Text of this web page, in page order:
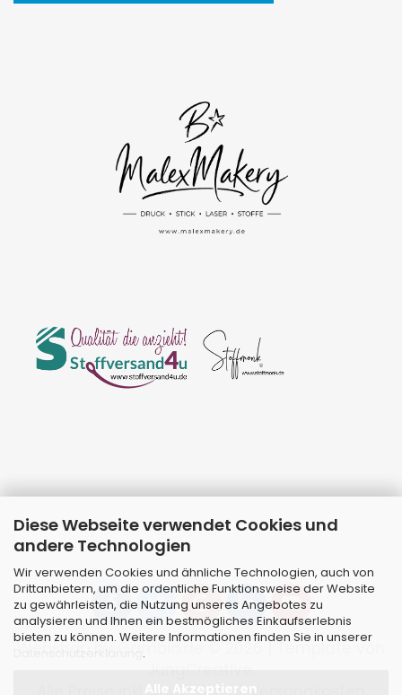
Diese Webseite verwendet Cookies und
andere Technologien
Wir verwenden Cookies und ähnliche Technologien, auch von
Drittanbietern, um die ordentliche Funktionsweise der Website
zu gewährleisten, die Nutzung unseres Angebotes zu
analysieren und Ihnen ein bestmögliches Einkaufserlebnis
bieten zu können. Weitere Informationen finden Sie in unserer
.
Alle Akzeptieren
Webshopby Gambio.de © 2026 | Template von